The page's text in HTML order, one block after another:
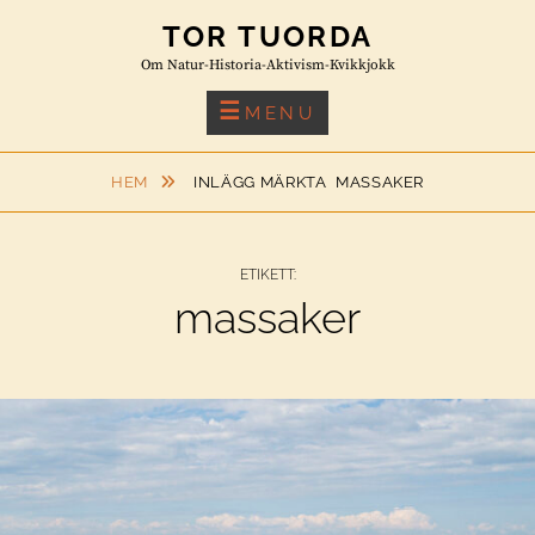
TOR TUORDA
Om Natur-Historia-Aktivism-Kvikkjokk
MENU
HEM INLÄGG MÄRKTA MASSAKER
ETIKETT:
massaker